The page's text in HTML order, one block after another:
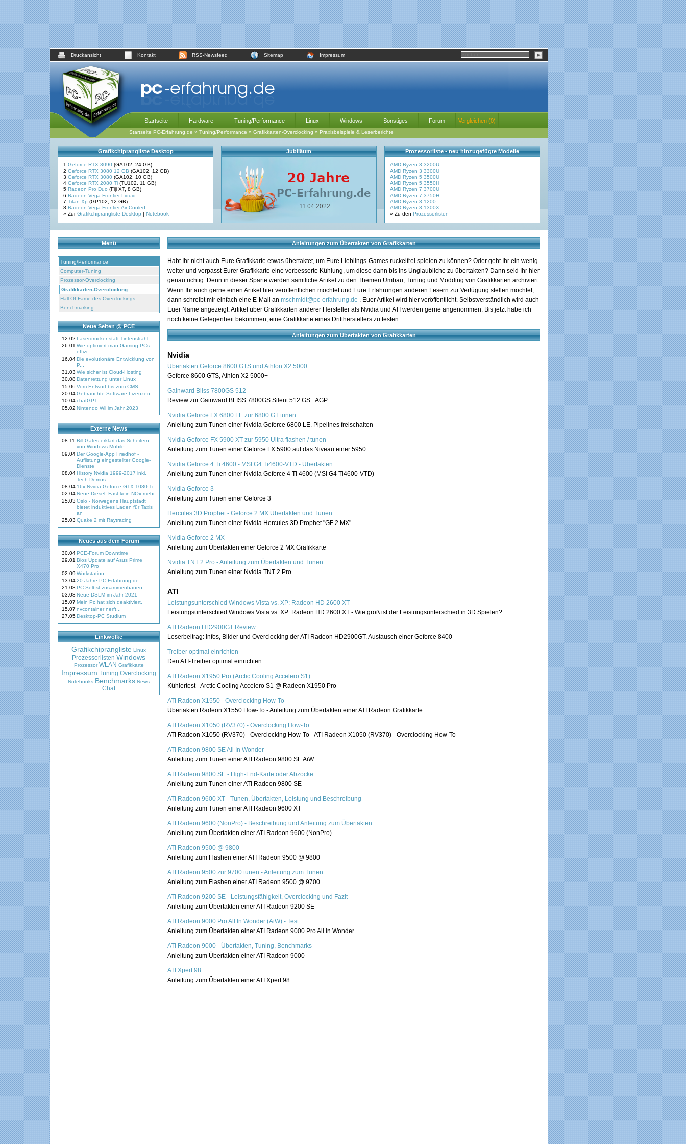
Druckansicht Kontakt RSS-Newsfeed Sitemap Impressum
Startseite Hardware Tuning/Performance Linux Windows Sonstiges Forum Vergleichen (0)
Startseite PC-Erfahrung.de » Tuning/Performance » Grafikkarten-Overclocking » Praxisbeispiele & Leserberichte
Grafikchiprangliste Desktop
1 Geforce RTX 3090 (GA102, 24 GB)
2 Geforce RTX 3080 12 GB (GA102, 12 GB)
3 Geforce RTX 3080 (GA102, 10 GB)
4 Geforce RTX 2080 Ti (TU102, 11 GB)
5 Radeon Pro Duo (Fiji XT, 8 GB)
6 Radeon Vega Frontier Liquid
7 Titan Xp (GP102, 12 GB)
8 Radeon Vega Frontier Air Cooled
» ZurGrafikchiprangliste Desktop | Notebook
Jubiläum Prozessorliste - neu hinzugefügte Modelle
AMD Ryzen 3 3200U
AMD Ryzen 3 3300U
AMD Ryzen 5 3500U
AMD Ryzen 5 3550H
AMD Ryzen 7 3700U
AMD Ryzen 7 3750H
AMD Ryzen 3 1200
AMD Ryzen 3 1300X
» Zu den Prozessorlisten
Menü
Tuning/Performance
Computer-Tuning
Prozessor-Overclocking
Grafikkarten-Overclocking
Hall Of Fame des Overclockings
Benchmarking
Neue Seiten @ PCE
12.02 Laserdrucker statt Tintenstrahl
26.01 Wie optimiert man Gaming-PCs
effizi...
16.04Die evolutionäre Entwicklung von
P...
31.03 Wie sicher ist Cloud-Hosting
30.08 Datenrettung unter Linux
15.06 Vom Entwurf bis zum CMS:
20.04Gebrauchte Software-Lizenzen
10.04chatGPT
05.02 Nintendo Wii im Jahr 2023
Externe News
08.11 Bill Gates erklärt das Scheitern
von Windows Mobile
09.04Der Google-App Friedhof -
Auflistung eingestellter Google-
Dienste
08.04History Nvidia 1999-2017 inkl.
Tech-Demos
08.04 16x Nvidia Geforce GTX 1080 Ti
02.04Neue Diesel: Fast kein NOx mehr
25.03 Oslo - Norwegens Hauptstadt
bietet induktives Laden für Taxis
an
25.03 Quake 2 mit Raytracing
Neues aus dem Forum
30.04PCE-Forum Downtime
29.01 Bios Update auf Asus Prime
X470 Pro
02.09 Workstation
13.0420 Jahre PC-Erfahrung.de
21.08 PC Selbst zusammenbauen
03.08 Neue DSLM im Jahr 2021
15.07 Mein Pc hat sich deaktiviert.
15.07 nvcontainer nerft...
27.05Desktop-PC Studium
Linkwolke
Grafikchiprangliste Linux
Prozessorlisten Windows
Prozessor WLAN Grafikkarte
Impressum Tuning Overclocking
Notebooks Benchmarks News
Chat
Anleitungen zum Übertakten von Grafikkarten
Habt Ihr nicht auch Eure Grafikkarte etwas übertaktet, um Eure Lieblings-Games ruckelfrei spielen zu können? Oder geht Ihr ein wenig
weiter und verpasst Eurer Grafikkarte eine verbesserte Kühlung, um diese dann bis ins Unglaubliche zu übertakten? Dann seid Ihr hier
genau richtig. Denn in dieser Sparte werden sämtliche Artikel zu den Themen Umbau, Tuning und Modding von Grafikkarten archiviert.
Wenn Ihr auch gerne einen Artikel hier veröffentlichen möchtet und Eure Erfahrungen anderen Lesern zur Verfügung stellen möchtet,
dann schreibt mir einfach eine E-Mail an mschmidt@pc-erfahrung.de . Euer Artikel wird hier veröffentlicht. Selbstverständlich wird auch
Euer Name angezeigt. Artikel über Grafikkarten anderer Hersteller als Nvidia und ATI werden gerne angenommen. Bis jetzt habe ich
noch keine Gelegenheit bekommen, eine Grafikkarte eines Drittherstellers zu testen.
Anleitungen zum Übertakten von Grafikkarten
Nvidia
Übertakten Geforce 8600 GTS und Athlon X2 5000+
Geforce 8600 GTS, Athlon X2 5000+
Gainward Bliss 7800GS 512
Review zur Gainward BLISS 7800GS Silent 512 GS+ AGP
Nvidia Geforce FX 6800 LE zur 6800 GT tunen
Anleitung zum Tunen einer Nvidia Geforce 6800 LE. Pipelines freischalten
Nvidia Geforce FX 5900 XT zur 5950 Ultra flashen / tunen
Anleitung zum Tunen einer Geforce FX 5900 auf das Niveau einer 5950
Nvidia Geforce 4 Ti 4600 - MSI G4 Ti4600-VTD - Übertakten
Anleitung zum Tunen einer Nvidia Geforce 4 TI 4600 (MSI G4 Ti4600-VTD)
Nvidia Geforce 3
Anleitung zum Tunen einer Geforce 3
Hercules 3D Prophet - Geforce 2 MX Übertakten und Tunen
Anleitung zum Tunen einer Nvidia Hercules 3D Prophet "GF 2 MX"
Nvidia Geforce 2 MX
Anleitung zum Übertakten einer Geforce 2 MX Grafikkarte
Nvidia TNT 2 Pro - Anleitung zum Übertakten und Tunen
Anleitung zum Tunen einer Nvidia TNT 2 Pro
ATI
Leistungsunterschied Windows Vista vs. XP: Radeon HD 2600 XT
Leistungsunterschied Windows Vista vs. XP: Radeon HD 2600 XT - Wie groß ist der Leistungsunterschied in 3D Spielen?
ATI Radeon HD2900GT Review
Leserbeitrag: Infos, Bilder und Overclocking der ATI Radeon HD2900GT. Austausch einer Geforce 8400
Treiber optimal einrichten
Den ATI-Treiber optimal einrichten
ATI Radeon X1950 Pro (Arctic Cooling Accelero S1)
Kühlertest - Arctic Cooling Accelero S1 @ Radeon X1950 Pro
ATI Radeon X1550 - Overclocking How-To
Übertakten Radeon X1550 How-To - Anleitung zum Übertakten einer ATI Radeon Grafikkarte
ATI Radeon X1050 (RV370) - Overclocking How-To
ATI Radeon X1050 (RV370) - Overclocking How-To - ATI Radeon X1050 (RV370) - Overclocking How-To
ATI Radeon 9800 SE All In Wonder
Anleitung zum Tunen einer ATI Radeon 9800 SE AiW
ATI Radeon 9800 SE - High-End-Karte oder Abzocke
Anleitung zum Tunen einer ATI Radeon 9800 SE
ATI Radeon 9600 XT - Tunen, Übertakten, Leistung und Beschreibung
Anleitung zum Tunen einer ATI Radeon 9600 XT
ATI Radeon 9600 (NonPro) - Beschreibung und Anleitung zum Übertakten
Anleitung zum Übertakten einer ATI Radeon 9600 (NonPro)
ATI Radeon 9500 @ 9800
Anleitung zum Flashen einer ATI Radeon 9500 @ 9800
ATI Radeon 9500 zur 9700 tunen - Anleitung zum Tunen
Anleitung zum Flashen einer ATI Radeon 9500 @ 9700
ATI Radeon 9200 SE - Leistungsfähigkeit, Overclocking und Fazit
Anleitung zum Übertakten einer ATI Radeon 9200 SE
ATI Radeon 9000 Pro All In Wonder (AiW) - Test
Anleitung zum Übertakten einer ATI Radeon 9000 Pro All In Wonder
ATI Radeon 9000 - Übertakten, Tuning, Benchmarks
Anleitung zum Übertakten einer ATI Radeon 9000
ATI Xpert 98
Anleitung zum Übertakten einer ATI Xpert 98